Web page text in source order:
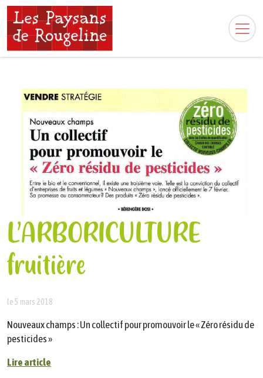
L’ARBORICULTURE
fruitière
le 5 mars 2018
Nouveaux champs : Un collectif pour promouvoir le « Zéro résidu de
pesticides »
Lire article